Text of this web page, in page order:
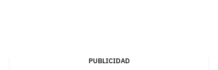
PUBLICIDAD